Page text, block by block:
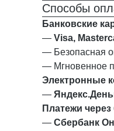
Способы
Банковские
— Visa,
— Безопасная
— Мгновенное
Электронные
—
Платежи через
— Сбербанк